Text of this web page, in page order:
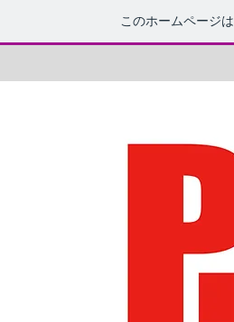
このホームページは